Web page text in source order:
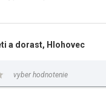
a dorast, Hlohovec
vyber hodnotenie